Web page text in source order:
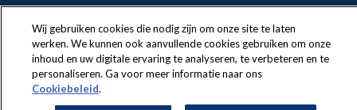
Wij gebruiken cookies die nodig zijn om onze site te laten
werken. We kunnen ook aanvullende cookies gebruiken om onze
inhoud en uw digitale ervaring te analyseren, te verbeteren en te
personaliseren. Ga voor meer informatie naar ons
Cookiebeleid.